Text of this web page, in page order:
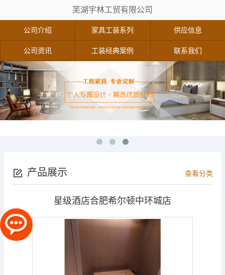
芜湖宇林工贸有限公司
公司介绍 家具工装系列 供应信息
公司资讯 工装经典案例 联系我们
产品展示 查看分类
星级酒店合肥希尔顿中环城店